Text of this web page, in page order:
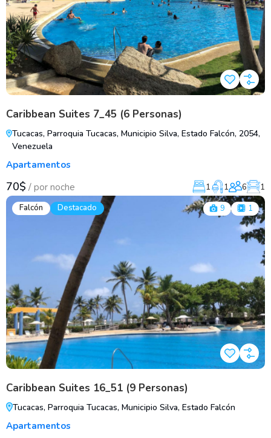
Caribbean Suites 7_45 (6 Personas)
Tucacas, Parroquia Tucacas, Municipio Silva, Estado Falcón, 2054,
Venezuela
Apartamentos
70$ / por noche 1 1 6
1
Falcón
Destacado 9 1
Caribbean Suites 16_51 (9 Personas)
Tucacas, Parroquia Tucacas, Municipio Silva, Estado Falcón
Apartamentos